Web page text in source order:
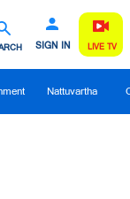
SIGN IN LIVE TV
Nattuvartha